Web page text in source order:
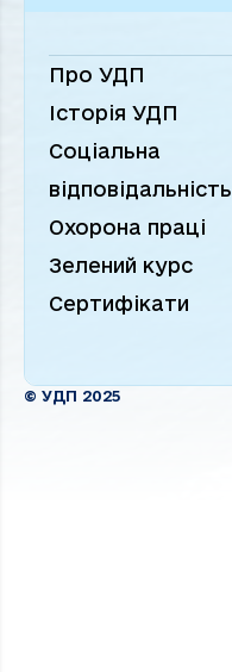
Про УДП
Історія УДП
Соціальна
відповідальність
Охорона праці
Зелений курс
Сертифікати
© УДП 2025